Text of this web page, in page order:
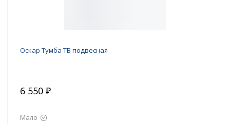
Оскар Тумба ТВ подвесная
6 550 ₽
Мало